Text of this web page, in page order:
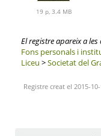
19 p, 3.4 MB
El registre apareix a les
Fons personals i
Liceu >Societat del
Registre creat el 2015-